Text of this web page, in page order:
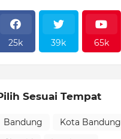
25k 39k 65k
Sesuai Tempat
Bandung
Kota Bandung